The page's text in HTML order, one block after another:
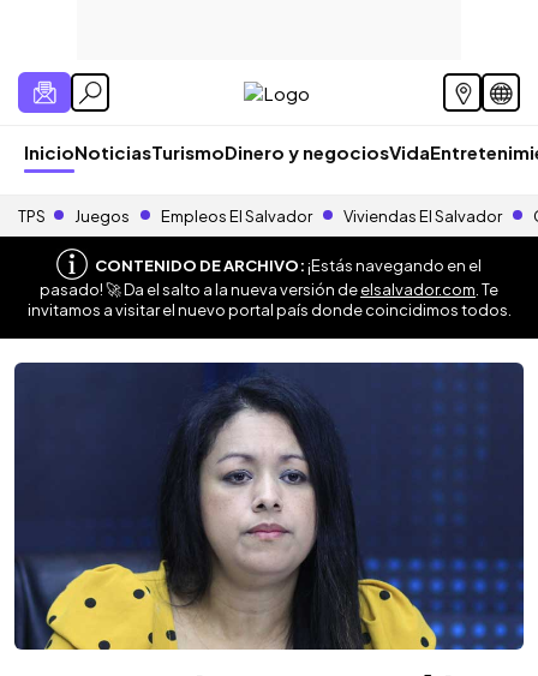
InicioNoticiasTurismoDinero y negociosVida
TPS Juegos Empleos El Salvador Viviendas El Salvador
CONTENIDO DE ARCHIVO:¡Estás navegando en el
pasado! 🚀 Da el salto a la nueva versión deelsalvador.com . Te
invitamos a visitar el nuevo portal país donde coincidimos todos.